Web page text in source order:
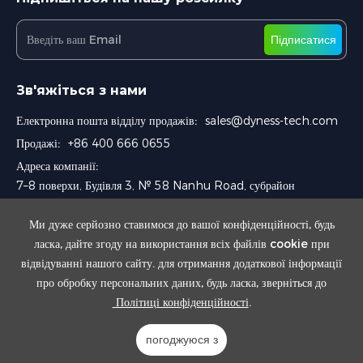
Ми дуже серйозно ставимося до вашої конфіденційності, будь
ласка, дайте згоду на використання всіх файлів cookie при
відвідуванні нашого сайту. для отримання додаткової інформації
про обробку персональних даних, будь ласка, зверніться до
Політиці конфіденційності.
погоджуюся з
Підписатися
Зв'яжіться з нами
Електронна пошта відділу продажів: sales@dyness-tech.com
Продажі: +86 400 666 0655
Адреса компанії:
7–8 поверхи, Будівля 3, № 58 Nanhu Road, субрайон
Авторське право © 2024 Dyness Digital Energy Technology Co., Ltd.
Powered by Yongsy
Sitemap